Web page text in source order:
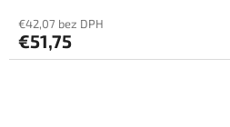
€42,07 bez DPH
€51,75